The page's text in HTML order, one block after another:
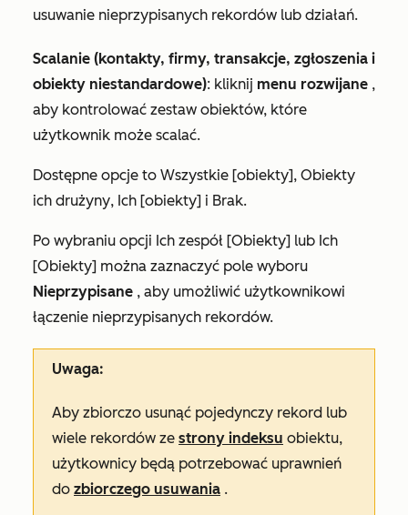
usuwanie nieprzypisanych rekordów lub działań.
Scalanie (kontakty, firmy, transakcje, zgłoszenia i
obiekty niestandardowe): kliknij menu rozwijane ,
aby kontrolować zestaw obiektów, które
użytkownik może scalać.
Dostępne opcje to Wszystkie [obiekty], Obiekty
ich drużyny, Ich [obiekty] i Brak.
Po wybraniu opcji Ich zespół [Obiekty] lub Ich
[Obiekty] można zaznaczyć pole wyboru
Nieprzypisane , aby umożliwić użytkownikowi
łączenie nieprzypisanych rekordów.
Uwaga:
Aby zbiorczo usunąć pojedynczy rekord lub
wiele rekordów ze strony indeksu obiektu,
użytkownicy będą potrzebować uprawnień
do zbiorczego usuwania .